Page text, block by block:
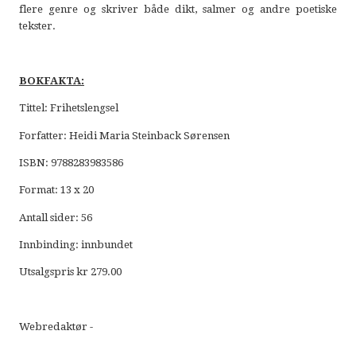
flere genre og skriver både dikt, salmer og andre poetiske
tekster.
BOKFAKTA:
Tittel: Frihetslengsel
Forfatter: Heidi Maria Steinback Sørensen
ISBN: 9788283983586
Format: 13 x 20
Antall sider: 56
Innbinding: innbundet
Utsalgspris kr 279.00
Webredaktør -